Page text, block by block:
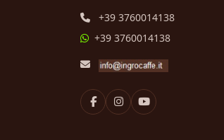
+39 3760014138
+39 3760014138